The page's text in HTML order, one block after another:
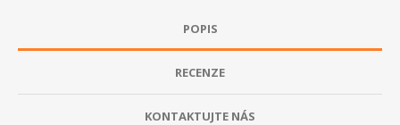
POPIS
RECENZE
KONTAKTUJTE NÁS